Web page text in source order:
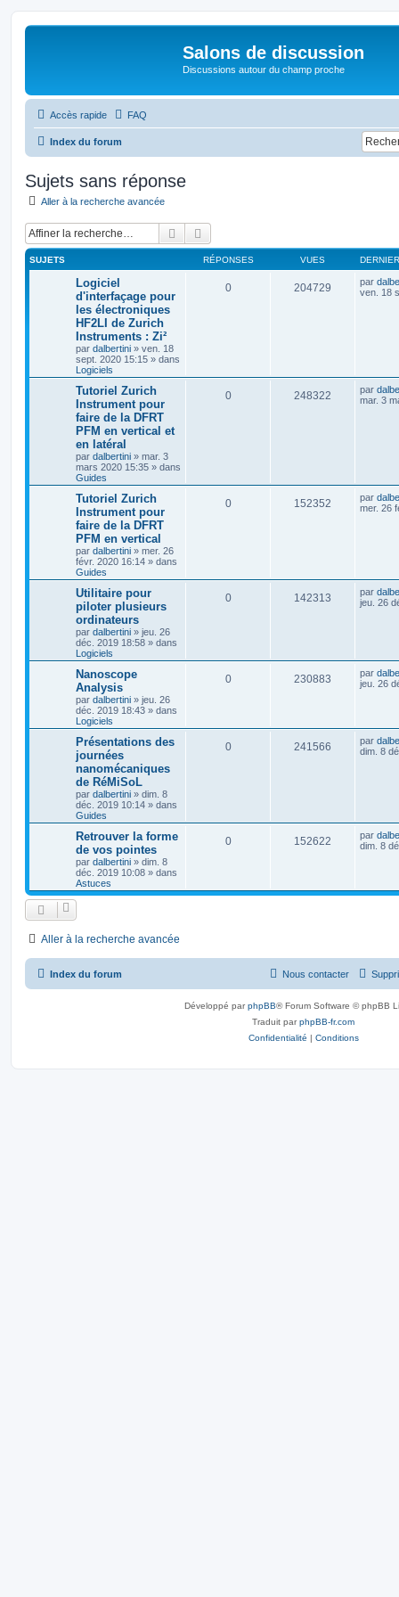
Salons de discussion
Discussions autour du champ proche
Accès rapide FAQ
Index du forum
Sujets sans réponse
Aller à la recherche avancée
Rechercher
SUJETS RÉPONSES VUES
Logiciel
d'interfaçage pour
les électroniques
HF2LI de Zurich
Instruments : Zi²
par dalbertini » ven. 18
sept. 2020 15:15 » dans
Logiciels
0 204729 par
ven. 18
Tutoriel Zurich
Instrument pour
faire de la DFRT
PFM en vertical et
en latéral
par dalbertini » mar. 3
mars 2020 15:35 » dans
Guides
0 248322 par
mar. 3
Tutoriel Zurich
Instrument pour
faire de la DFRT
PFM en vertical
par dalbertini » mer. 26
févr. 2020 16:14 » dans
Guides
0 152352 par
mer. 26
Utilitaire pour
piloter plusieurs
ordinateurs
par dalbertini » jeu. 26
déc. 2019 18:58 » dans
Logiciels
0 142313 par
jeu. 26
Nanoscope
Analysis
par dalbertini » jeu. 26
déc. 2019 18:43 » dans
Logiciels
0 230883 par
jeu. 26
Présentations des
journées
nanomécaniques
de RéMiSoL
par dalbertini » dim. 8
déc. 2019 10:14 » dans
Guides
0 241566 par
dim. 8
Retrouver la forme
de vos pointes
par dalbertini » dim. 8
déc. 2019 10:08 » dans
Astuces
0 152622 par
dim. 8
Aller à la recherche avancée
Index du forum Nous contacter
Développé parphpBB® Forum Software © phpBB
Traduit parphpBB-fr.com
Confidentialité | Conditions